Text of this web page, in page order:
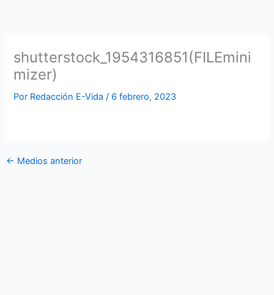
shutterstock_1954316851(FILEmini
mizer)
Por Redacción E-Vida/ 6 febrero, 2023
← Medios anterior